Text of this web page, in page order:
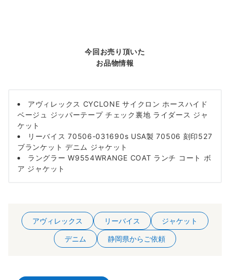
今回お売り頂いた
お品物情報
アヴィレックス CYCLONE サイクロン ホースハイド
ベージュ ジッパーテープ チェック裏地 ライダース ジャ
ケット
リーバイス 70506-031690s USA製 70506 刻印527
ブランケット デニム ジャケット
ラングラー W9554WRANGE COAT ランチ コート ボ
ア ジャケット
アヴィレックス リーバイス ジャケット
デニム 静岡県からご依頼